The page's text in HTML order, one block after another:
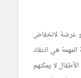
عرضة لانخفاض
المهمة هي انتقاد
لا يمكنهم